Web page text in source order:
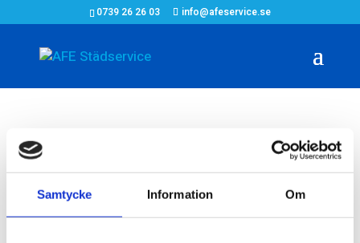
Samtycke Information Om
​0739 26 26 03 info@afeservice.se
Bärhjälp och
uthyrning